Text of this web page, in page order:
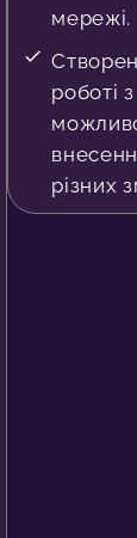
мережі.
роботі
різних